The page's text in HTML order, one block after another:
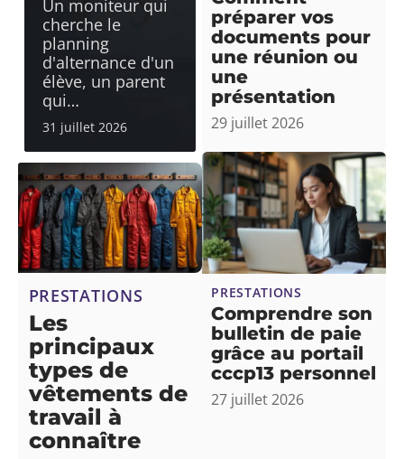
Un moniteur qui
cherche le
planning
d'alternance d'un
élève, un parent
qui…
31 juillet 2026
PRESTATIONS
Les
principaux
types de
vêtements de
travail à
connaître
préparer vos
documents pour
une réunion ou
une
présentation
29 juillet 2026
PRESTATIONS
Comprendre son
bulletin de paie
grâce au portail
cccp13 personnel
27 juillet 2026